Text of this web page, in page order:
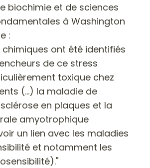
biochimie et de sciences
à Washington
:
ont été identifiés
de ce stress
toxique chez
(…) la maladie de
en plaques et la
amyotrophique
un lien avec les maladies
et notamment les